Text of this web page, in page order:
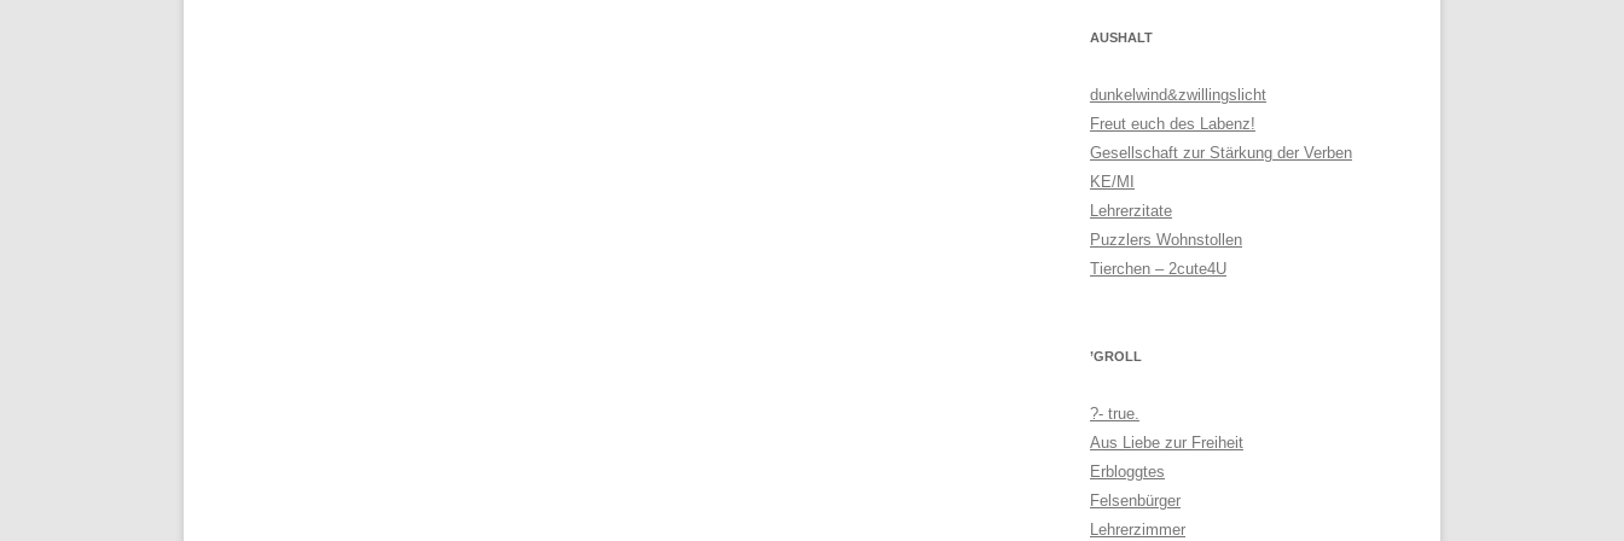
AUSHALT
dunkelwind&zwillingslicht
Freut euch des Labenz!
Gesellschaft zur Stärkung der Verben
KE/MI
Lehrerzitate
Puzzlers Wohnstollen
Tierchen – 2cute4U
’GROLL
?- true.
Aus Liebe zur Freiheit
Erbloggtes
Felsenbürger
Lehrerzimmer